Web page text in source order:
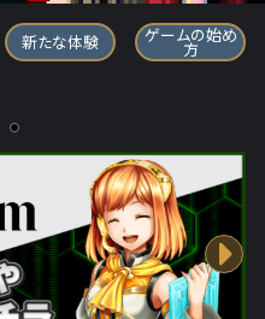
ア ヒーローズ
新たな体験 ゲームの始め
方